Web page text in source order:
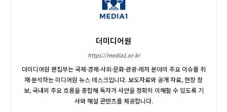
더미디어원
https://media1.or.kr
더미디어원 편집부는 국제·경제·사회·문화·관광·레저 분야의 주요 이슈를 취
재·분석하는 미디어원 뉴스 데스크입니다. 보도자료와 공개 자료, 현장 정
보, 국내외 주요 흐름을 종합해 독자가 사안을 정확히 이해할 수 있도록 기
사와 해설 콘텐츠를 제공합니다.